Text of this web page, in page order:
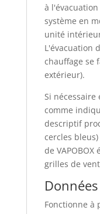
à
système en
unité
L'évacuation
chauffage se
extérieur).
Si
comme
descriptif
cercles
de
grilles de
Fonctionne à